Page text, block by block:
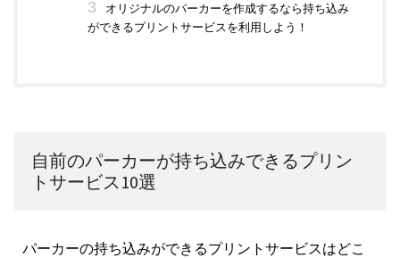
オリジナルのパーカーを作成するなら持ち込み
ができるプリントサービスを利用しよう！
自前のパーカーが持ち込みできるプリン
トサービス10選
パーカーの持ち込みができるプリントサービスはどこ